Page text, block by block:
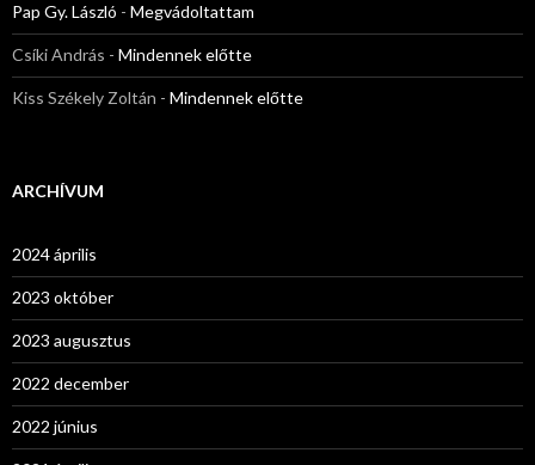
Pap Gy. László - Megvádoltattam
Csíki András - Mindennek előtte
Kiss Székely Zoltán - Mindennek előtte
ARCHÍVUM
2024 április
2023 október
2023 augusztus
2022 december
2022 június